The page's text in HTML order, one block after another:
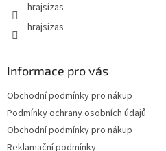
hrajsizas
hrajsizas
Informace pro vás
Obchodní podmínky pro nákup
Podmínky ochrany osobních údajů
Obchodní podmínky pro nákup
Reklamační podmínky